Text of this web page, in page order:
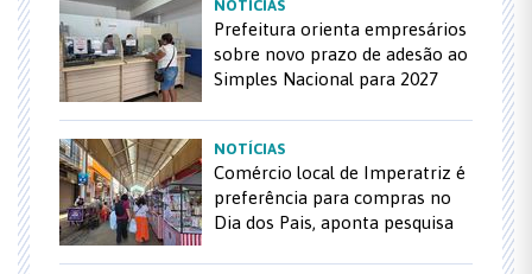
NOTÍCIAS
Prefeitura orienta empresários
sobre novo prazo de adesão ao
Simples Nacional para 2027
NOTÍCIAS
Comércio local de Imperatriz é
preferência para compras no
Dia dos Pais, aponta pesquisa